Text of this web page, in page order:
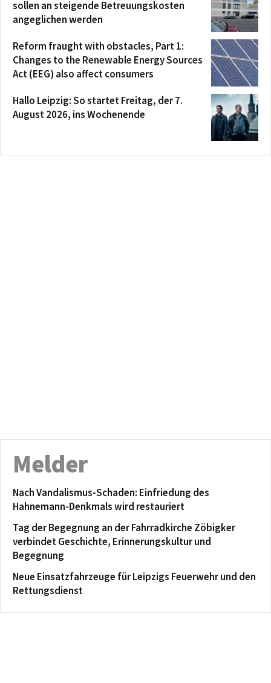
sollen an steigende Betreuungskosten
angeglichen werden
Reform fraught with obstacles, Part 1:
Changes to the Renewable Energy Sources
Act (EEG) also affect consumers
Hallo Leipzig: So startet Freitag, der 7.
August 2026, ins Wochenende
Melder
Nach Vandalismus-Schaden: Einfriedung des
Hahnemann-Denkmals wird restauriert
Tag der Begegnung an der Fahrradkirche Zöbigker
verbindet Geschichte, Erinnerungskultur und
Begegnung
Neue Einsatzfahrzeuge für Leipzigs Feuerwehr und den
Rettungsdienst